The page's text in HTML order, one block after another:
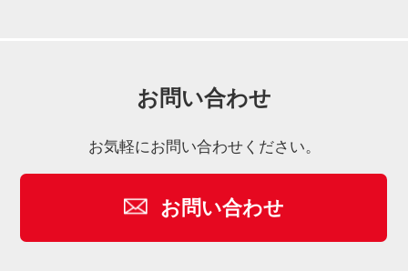
お問い合わせ
お気軽にお問い合わせください。
お問い合わせ